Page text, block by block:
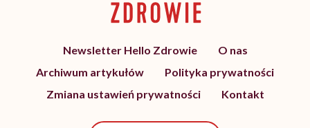
Newsletter Hello Zdrowie
O nas
Archiwum artykułów
Polityka prywatności
Zmiana ustawień prywatności
Kontakt